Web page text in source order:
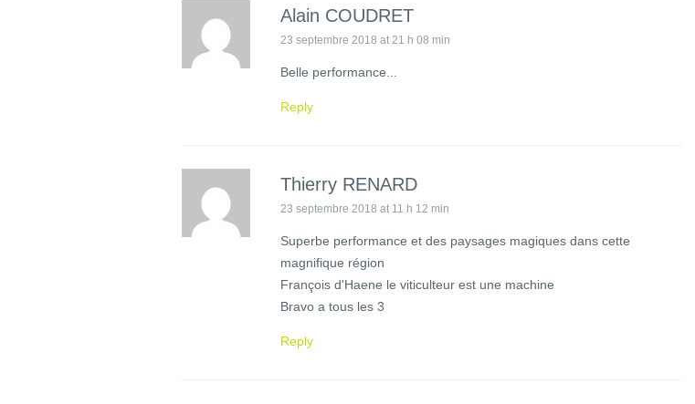
Alain COUDRET
23 septembre 2018 at 21 h 08 min
Belle performance...
Reply
Thierry RENARD
23 septembre 2018 at 11 h 12 min
Superbe performance et des paysages magiques dans cette
magnifique région
François d'Haene le viticulteur est une machine
Bravo a tous les 3
Reply